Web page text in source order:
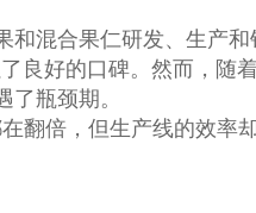
混合果仁研发、生产和
良好的口碑。然而，随
瓶颈期。
翻倍，但生产线的效率